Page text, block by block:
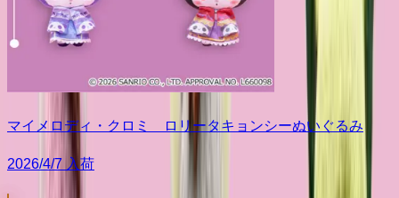
マイメロディ・クロミ ロリータキョンシーぬいぐるみ
2026/4/7 入荷